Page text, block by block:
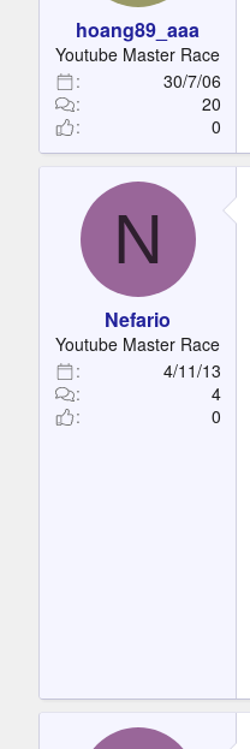
hoang89_aaa
Youtube Master Race
30/7/06
20
0
N
Nefario
Youtube Master Race
4/11/13
4
0